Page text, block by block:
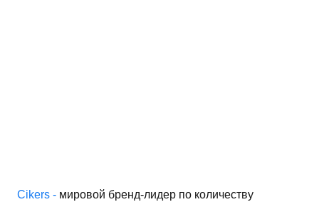
Cikers - мировой бренд-лидер по количеству